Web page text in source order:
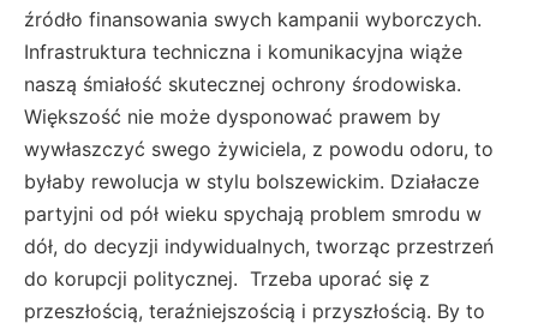
źródło finansowania swych kampanii wyborczych.
Infrastruktura techniczna i komunikacyjna wiąże
naszą śmiałość skutecznej ochrony środowiska.
Większość nie może dysponować prawem by
wywłaszczyć swego żywiciela, z powodu odoru, to
byłaby rewolucja w stylu bolszewickim. Działacze
partyjni od pół wieku spychają problem smrodu w
dół, do decyzji indywidualnych, tworząc przestrzeń
do korupcji politycznej. Trzeba uporać się z
przeszłością, teraźniejszością i przyszłością. By to